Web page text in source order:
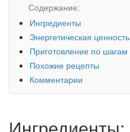
Содержание:
Ингредиенты
Энергетическая ценность
Приготовление по шагам
Похожие рецепты
Комментарии